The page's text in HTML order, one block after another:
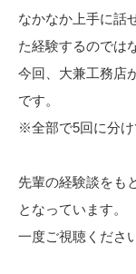
なかなか上手に話
た経験するのでは
今回、大兼工務店
です。
※全部で5回に分け
先輩の経験談をも
となっています。
一度ご視聴くださ